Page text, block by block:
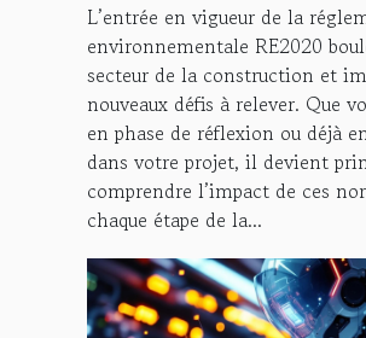
L’entrée en vigueur de la
environnementale RE2020
secteur de la construction et
nouveaux défis à relever. Que
en phase de réflexion ou déjà
dans votre projet, il devient
comprendre l’impact de ces
chaque étape de la...